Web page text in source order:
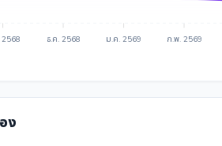
ธ.ค. 2568 ม.ค. 2569 ก.พ. 2569
ง